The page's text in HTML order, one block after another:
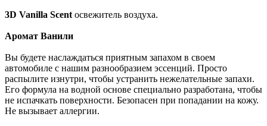
3D Vanilla Scent освежитель воздуха.
Аромат Ванили
Вы будете наслаждаться приятным запахом в своем
автомобиле с нашим разнообразием эссенций. Просто
распылите изнутри, чтобы устранить нежелательные запахи.
Его формула на водной основе специально разработана, чтобы
не испачкать поверхности. Безопасен при попадании на кожу.
Не вызывает аллергии.